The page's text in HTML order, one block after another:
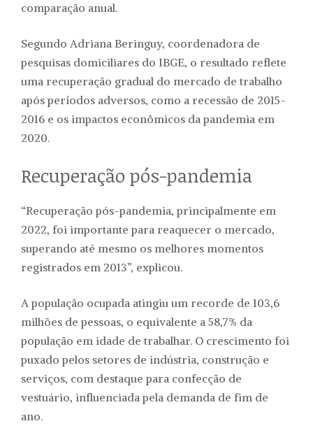
comparação anual.
Segundo Adriana Beringuy, coordenadora de
pesquisas domiciliares do IBGE, o resultado reflete
uma recuperação gradual do mercado de trabalho
após períodos adversos, como a recessão de 2015-
2016 e os impactos econômicos da pandemia em
2020.
Recuperação pós-pandemia
“Recuperação pós-pandemia, principalmente em
2022, foi importante para reaquecer o mercado,
superando até mesmo os melhores momentos
registrados em 2013”, explicou.
A população ocupada atingiu um recorde de 103,6
milhões de pessoas, o equivalente a 58,7% da
população em idade de trabalhar. O crescimento foi
puxado pelos setores de indústria, construção e
serviços, com destaque para confecção de
vestuário, influenciada pela demanda de fim de
ano.